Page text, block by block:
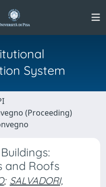
System
(Proceeding)
and Roofs
; SALVADORI,